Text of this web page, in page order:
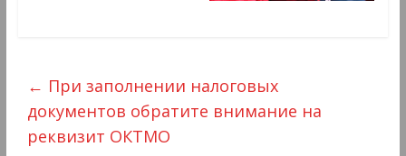
← При заполнении налоговых
документов обратите внимание на
реквизит ОКТМО